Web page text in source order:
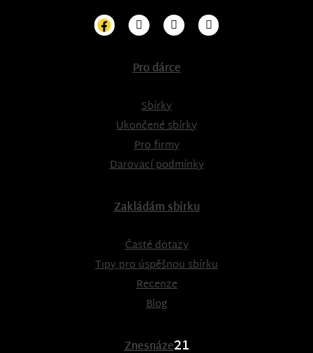
Pro dárce
Sbírky
Ukončené sbírky
Pro firmy
Darovací podmínky
Zakládám sbírku
Časté dotazy
Tipy pro úspěšnou sbírku
Recenze
Blog
Znesnáze21